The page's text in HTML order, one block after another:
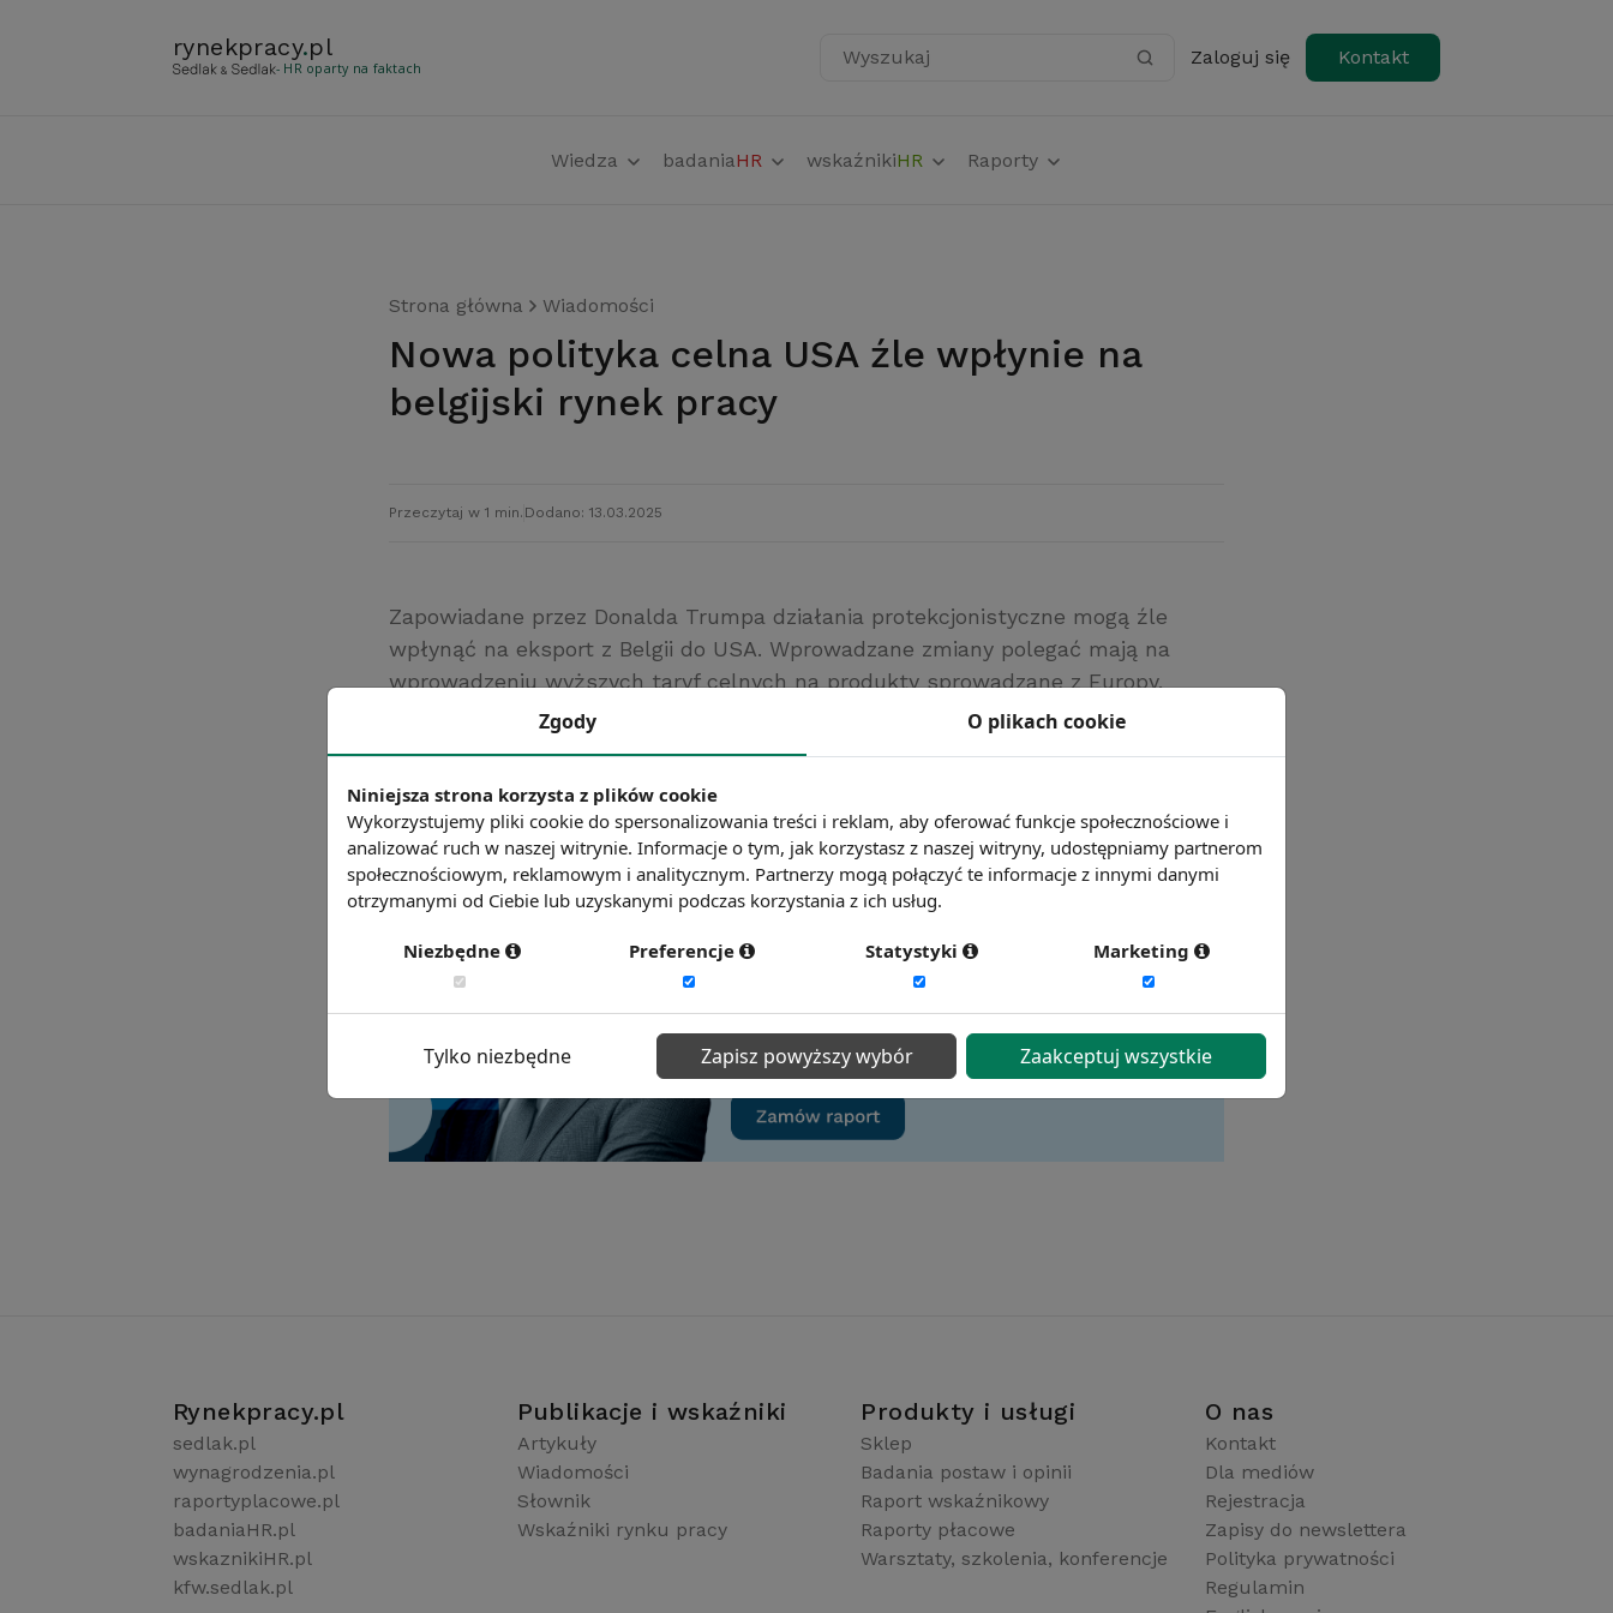
rynekpracy.pl
- HR oparty na faktach Wyszukaj Zaloguj się Kontakt
Wiedza badaniaHR wskaźnikiHR Raporty
Strona główna Wiadomości
Nowa polityka celna USA źle wpłynie na
belgijski rynek pracy
Przeczytaj w 1 min. Dodano: 13.03.2025
Zapowiadane przez Donalda Trumpa działania protekcjonistyczne mogą źle
wpłynąć na eksport z Belgii do USA. Wprowadzane zmiany polegać mają na
wprowadzeniu wyższych taryf celnych na produkty sprowadzane z Europy.
Szacuje się, że z tego powodu prace może stracić do 5 000 osób w Belgii.
Chcesz wiedzieć więcej?Zobacz więcej wiadomości
Rynekpracy.pl
sedlak.pl
wynagrodzenia.pl
raportyplacowe.pl
badaniaHR.pl
wskaznikiHR.pl
kfw.sedlak.pl
Publikacje i wskaźniki
Artykuły
Wiadomości
Słownik
Wskaźniki rynku pracy
Produkty i usługi
Sklep
Badania postaw i opinii
Raport wskaźnikowy
Raporty płacowe
Warsztaty, szkolenia, konferencje
O nas
Kontakt
Dla mediów
Rejestracja
Zapisy do newslettera
Polityka prywatności
Regulamin
Zgody O plikach cookie
Niniejsza strona korzysta z plików cookie
Wykorzystujemy pliki cookie do spersonalizowania treści i reklam, aby oferować funkcje społecznościowe i
analizować ruch w naszej witrynie. Informacje o tym, jak korzystasz z naszej witryny, udostępniamy partnerom
społecznościowym, reklamowym i analitycznym. Partnerzy mogą połączyć te informacje z innymi danymi
otrzymanymi od Ciebie lub uzyskanymi podczas korzystania z ich usług.
Niezbędne Preferencje Statystyki Marketing
Tylko niezbędne Zapisz powyższy wybór Zaakceptuj wszystkie